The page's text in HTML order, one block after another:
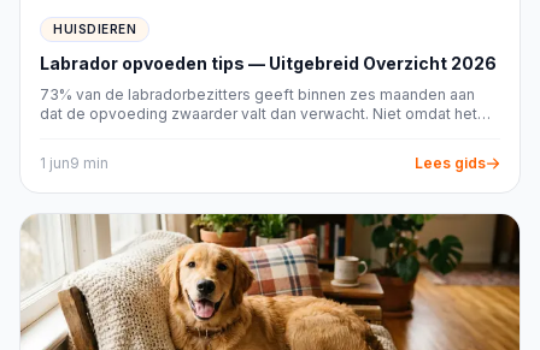
Onderhoud en duurzamere keuzes
Goed onderhoud beschermt zowel je huisdier als
het product. Verwijder voerresten dagelijks,
ververs drinkwater regelmatig en volg bij filters,
controle en reiniging. Gebruik geen agressief
schoonmaakmiddel als resten daarvan met je
dier, voer of aquariumwater in contact kunnen
komen. Spoel onderdelen zorgvuldig en laat ze
waar nodig volledig drogen.
Duurzaamheid is vooral controleerbaar aan
concrete eigenschappen. Denk aan vervangbare
HUISDIEREN
Labrador opvoeden tips — Uitgebreid Overzicht 2026
73% van de labradorbezitters geeft binnen zes maanden aan
dat de opvoeding zwaarder valt dan verwacht. Niet omdat het
1 jun9 min Lees gids